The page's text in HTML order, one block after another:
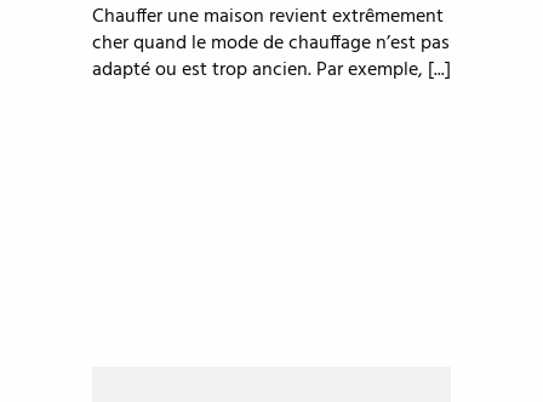
Chauffer une maison revient extrêmement
cher quand le mode de chauffage n’est pas
adapté ou est trop ancien. Par exemple, [...]